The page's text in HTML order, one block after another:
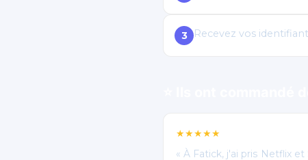
3 Recevez vos
★★★★★
« À Fatick, j'ai pris Netflix